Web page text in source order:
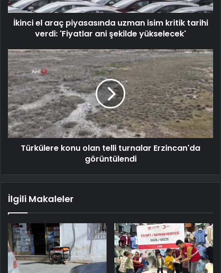
İkinci el araç piyasasında uzman isim kritik tarihi
verdi: 'Fiyatlar ani şekilde yükselecek'
Türkülere konu olan telli turnalar Erzincan'da
görüntülendi
İlgili Makaleler